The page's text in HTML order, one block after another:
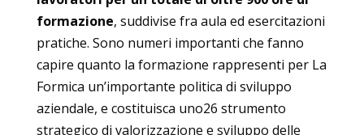
formazione, suddivise fra aula ed esercitazioni
pratiche. Sono numeri importanti che fanno
capire quanto la formazione rappresenti per La
Formica un’importante politica di sviluppo
aziendale, e costituisca uno26 strumento
strategico di valorizzazione e sviluppo delle